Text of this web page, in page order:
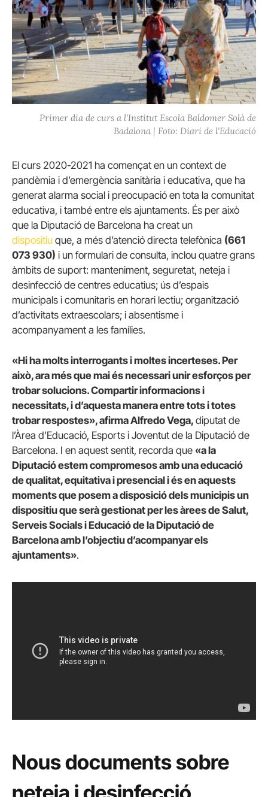
Primer dia de curs a l'Institut Escola Baldomer Solà de
Badalona | Foto: Diari de l'Educació
El curs 2020-2021 ha començat en un context de
pandèmia i d’emergència sanitària i educativa, que ha
generat alarma social i preocupació en tota la comunitat
educativa, i també entre els ajuntaments. És per això
que la Diputació de Barcelona ha creat un
dispositiu que, a més d’atenció directa telefònica (661
073 930) i un formulari de consulta, inclou quatre grans
àmbits de suport: manteniment, seguretat, neteja i
desinfecció de centres educatius; ús d’espais
municipals i comunitaris en horari lectiu; organització
d’activitats extraescolars; i absentisme i
acompanyament a les famílies.
«Hi ha molts interrogants i moltes incerteses. Per
això, ara més que mai és necessari unir esforços per
trobar solucions. Compartir informacions i
necessitats, i d’aquesta manera entre tots i totes
trobar respostes», afirma Alfredo Vega, diputat de
l’Àrea d’Educació, Esports i Joventut de la Diputació de
Barcelona. I en aquest sentit, recorda que «a la
Diputació estem compromesos amb una educació
de qualitat, equitativa i presencial i és en aquests
moments que posem a disposició dels municipis un
dispositiu que serà gestionat per les àrees de Salut,
Serveis Socials i Educació de la Diputació de
Barcelona amb l’objectiu d’acompanyar els
ajuntaments».
Nous documents sobre